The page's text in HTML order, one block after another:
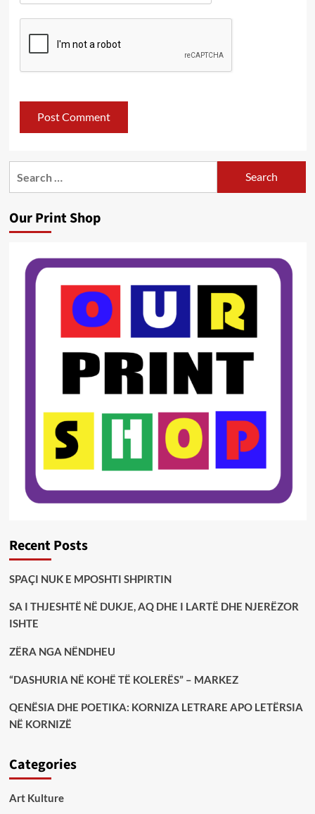
Our Print Shop
Recent Posts
SPAÇI NUK E MPOSHTI SHPIRTIN
SA I THJESHTË NË DUKJE, AQ DHE I LARTË DHE NJERËZOR
ISHTE
ZËRA NGA NËNDHEU
“DASHURIA NË KOHË TË KOLERËS” – MARKEZ
QENËSIA DHE POETIKA: KORNIZA LETRARE APO LETËRSIA
NË KORNIZË
Categories
Art Kulture